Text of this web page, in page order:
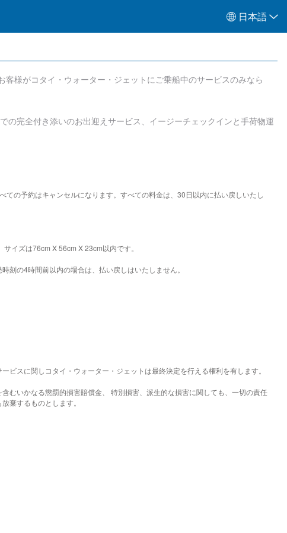
日本語
様がコタイ・ウォーター・ジェットにご乗船中のサービスのみなら
完全付き添いのお出迎えサービス、イージーチェックインと手荷物運
の予約はキャンセルになります。すべての料金は、30日以内に払い戻しいたし
イズは76cm X 56cm X 23cm以内です。
刻の4時間前以内の場合は、払い戻しはいたしません。
スに関しコタイ・ウォーター・ジェットは最終決定を行える権利を有します。
むいかなる懲罰的損害賠償金、 特別損害、派生的な損害に関しても、一切の責任
棄するものとします。